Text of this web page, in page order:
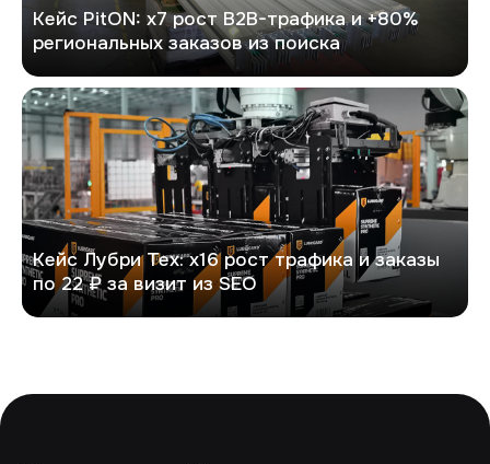
Кейс PitON: х7 рост B2B-трафика и +80%
региональных заказов из поиска
Лубри Тех
Кейс Лубри Тех: х16 рост трафика и заказы
по 22 ₽ за визит из SEO